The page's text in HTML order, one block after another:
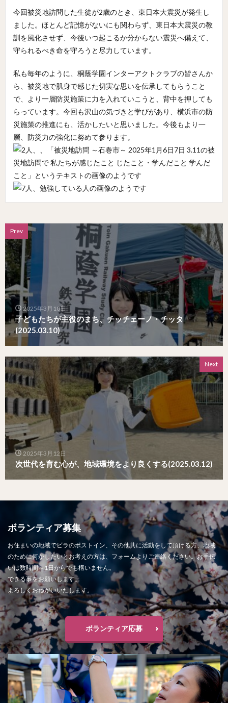
今回被災地訪問した生徒が2歳のとき、東日本大震災が発生し
ました。ほとんど記憶がないにも関わらず、東日本大震災の教
訓を風化させず、今後いつ起こるか分からない震災へ備えて、
守られるべき命を守ろうと尽力しています。
私も毎年のように、桐蔭学園インターアクトクラブの皆さんか
ら、被災地で肌身で感じた切実な思いを伝承してもらうこと
で、より一層防災施策に力を入れていこうと、背中を押しても
らっています。今回も沢山の気づきと学びがあり、横浜市の防
災施策の推進にも、活かしたいと思いました。今後もより一
層、防災力の強化に努めて参ります。
Prev
2025年3月10日
子どもたちが主役のまち、チッチェーノ・チッタ
(2025.03.10)
Next
2025年3月12日
次世代を育む心が、地域環境をより良くする(2025.03.12)
ボランティア募集
お住まいの地域でビラのポストイン、その他共に活動をして頂ける方、地域
のために何かしたいとお考えの方は、フォームよりご連絡ください。お手伝
いは数時間～1日からでも構いません。
できる事をお願いします。
よろしくおねがいいたします。
ボランティア応募